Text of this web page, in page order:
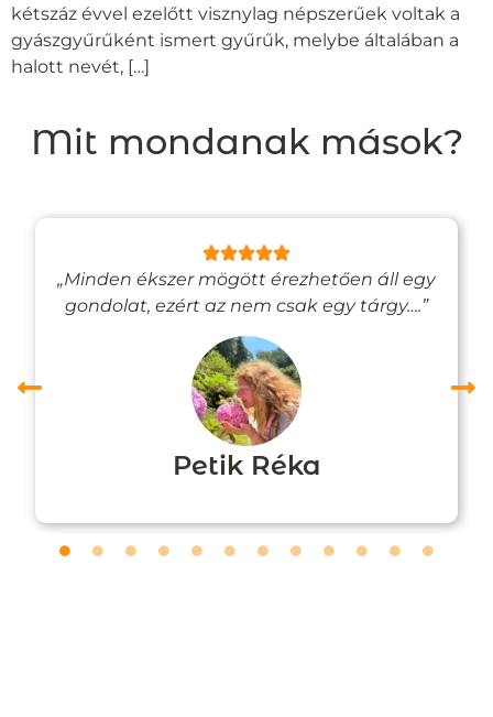
kétszáz évvel ezelőtt visznylag népszerűek voltak a
gyászgyűrűként ismert gyűrűk, melybe általában a
halott nevét, […]
Mit mondanak mások?
„Minden ékszer mögött érezhetően áll egy
gondolat, ezért az nem csak egy tárgy….”
Petik Réka